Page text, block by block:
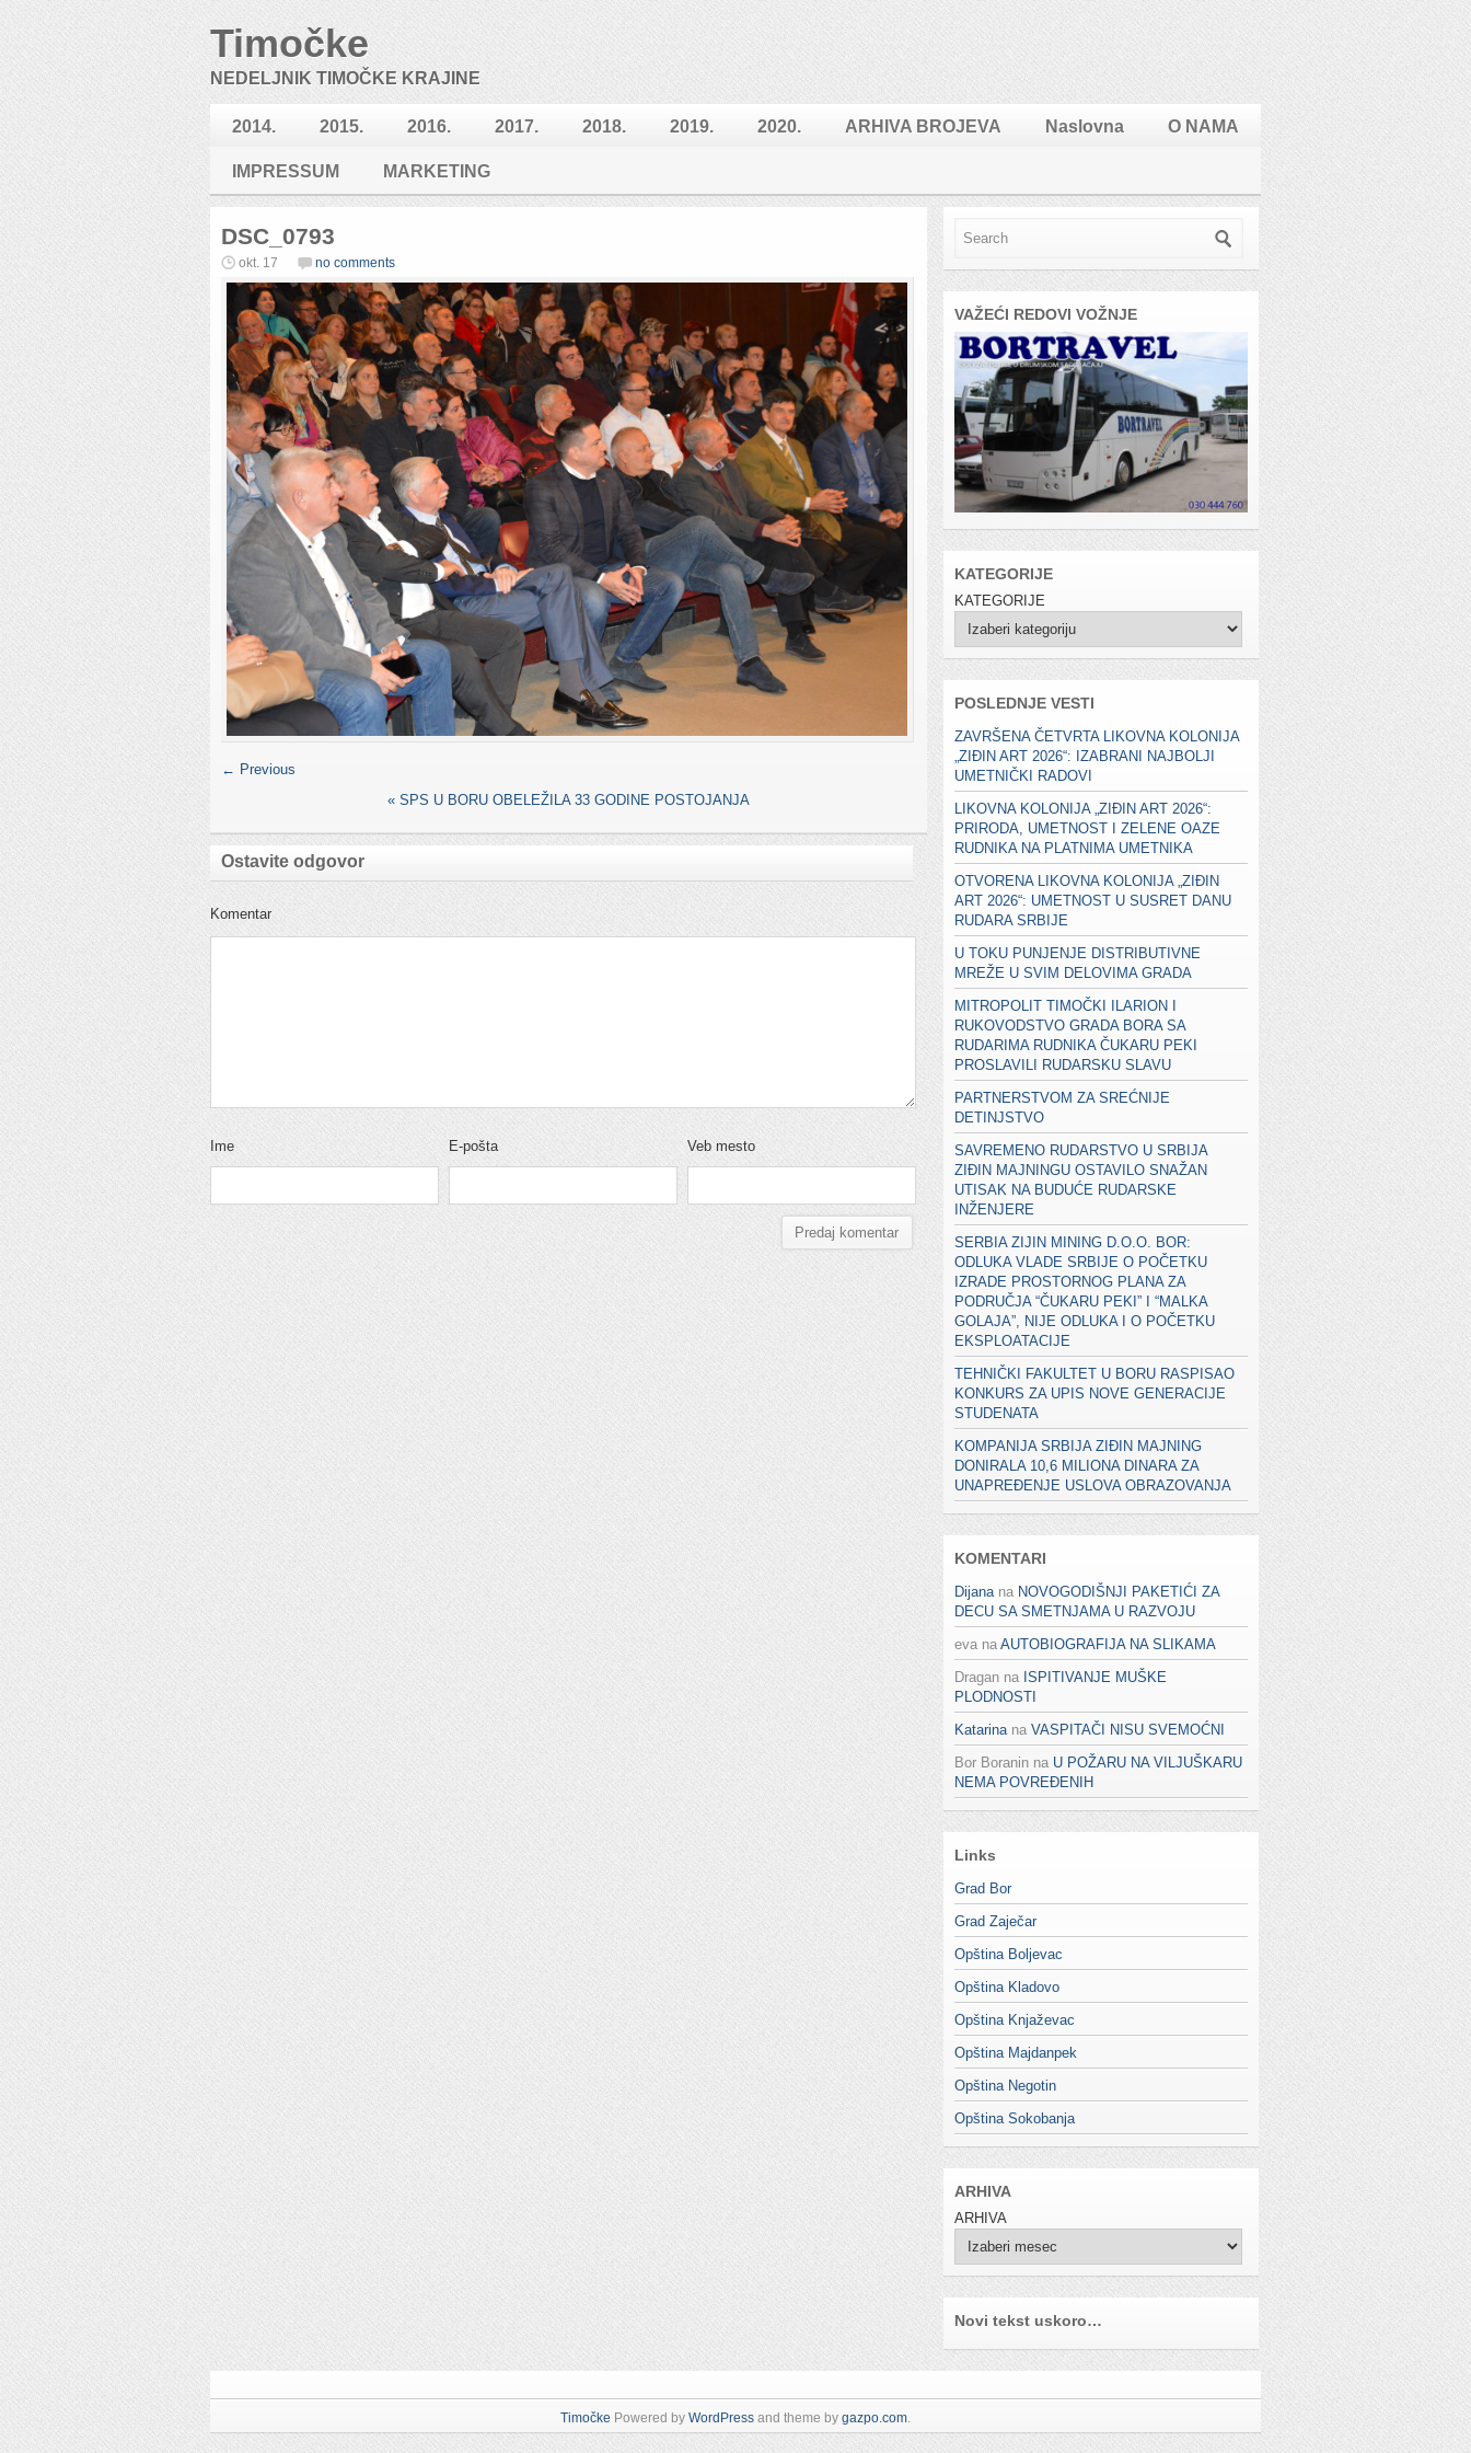
Timočke
NEDELJNIK TIMOČKE KRAJINE
2014. 2015. 2016. 2017. 2018. 2019. 2020. ARHIVA BROJEVA Naslovna O NAMA
IMPRESSUM MARKETING
DSC_0793
okt. 17 no comments
← Previous
« SPS U BORU OBELEŽILA 33 GODINE POSTOJANJA
Ostavite odgovor
Komentar
Ime E-pošta Veb mesto
VAŽEĆI REDOVI VOŽNJE
KATEGORIJE
KATEGORIJE
POSLEDNJE VESTI
ZAVRŠENA ČETVRTA LIKOVNA KOLONIJA
„ZIĐIN ART 2026“: IZABRANI NAJBOLJI
UMETNIČKI RADOVI
LIKOVNA KOLONIJA „ZIĐIN ART 2026“:
PRIRODA, UMETNOST I ZELENE OAZE
RUDNIKA NA PLATNIMA UMETNIKA
OTVORENA LIKOVNA KOLONIJA „ZIĐIN
ART 2026“: UMETNOST U SUSRET DANU
RUDARA SRBIJE
U TOKU PUNJENJE DISTRIBUTIVNE
MREŽE U SVIM DELOVIMA GRADA
MITROPOLIT TIMOČKI ILARION I
RUKOVODSTVO GRADA BORA SA
RUDARIMA RUDNIKA ČUKARU PEKI
PROSLAVILI RUDARSKU SLAVU
PARTNERSTVOM ZA SREĆNIJE
DETINJSTVO
SAVREMENO RUDARSTVO U SRBIJA
ZIĐIN MAJNINGU OSTAVILO SNAŽAN
UTISAK NA BUDUĆE RUDARSKE
INŽENJERE
SERBIA ZIJIN MINING D.O.O. BOR:
ODLUKA VLADE SRBIJE O POČETKU
IZRADE PROSTORNOG PLANA ZA
PODRUČJA “ČUKARU PEKI” I “MALKA
GOLAJA”, NIJE ODLUKA I O POČETKU
EKSPLOATACIJE
TEHNIČKI FAKULTET U BORU RASPISAO
KONKURS ZA UPIS NOVE GENERACIJE
STUDENATA
KOMPANIJA SRBIJA ZIĐIN MAJNING
DONIRALA 10,6 MILIONA DINARA ZA
UNAPREĐENJE USLOVA OBRAZOVANJA
KOMENTARI
Dijanana NOVOGODIŠNJI PAKETIĆI ZA
DECU SA SMETNJAMA U RAZVOJU
eva na AUTOBIOGRAFIJA NA SLIKAMA
Dragan na ISPITIVANJE MUŠKE
PLODNOSTI
Katarinana VASPITAČI NISU SVEMOĆNI
Bor Boranin na U POŽARU NA VILJUŠKARU
NEMA POVREĐENIH
Links
Grad Bor
Grad Zaječar
Opština Boljevac
Opština Kladovo
Opština Knjaževac
Opština Majdanpek
Opština Negotin
Opština Sokobanja
ARHIVA
ARHIVA
Novi tekst uskoro…
Timočke Powered by WordPress and theme by gazpo.com.